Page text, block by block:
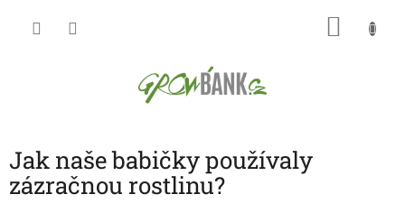
Jak naše babičky používaly
zázračnou rostlinu?